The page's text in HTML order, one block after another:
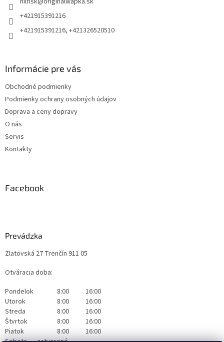
+421915391216
+421915391216, +421326520510
Informácie pre vás
Obchodné podmienky
Podmienky ochrany osobných údajov
Doprava a ceny dopravy
O nás
Servis
Kontakty
Facebook
Prevádzka
Zlatovská 27 Trenčín 911 05
Otváracia doba:
Pondelok
8:00
16:00
Utorok
8:00
16:00
Streda
8:00
16:00
Štvrtok
8:00
16:00
Piatok
8:00
16:00